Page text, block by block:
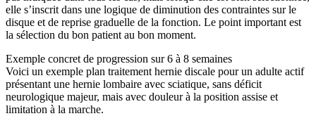
elle s’inscrit dans une logique de diminution des contraintes sur le
disque et de reprise graduelle de la fonction. Le point important est
la sélection du bon patient au bon moment.
Exemple concret de progression sur 6 à 8 semaines
Voici un exemple plan traitement hernie discale pour un adulte actif
présentant une hernie lombaire avec sciatique, sans déficit
neurologique majeur, mais avec douleur à la position assise et
limitation à la marche.